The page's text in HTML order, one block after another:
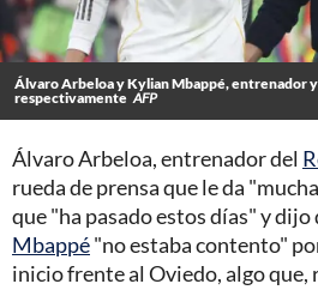
Álvaro Arbeloa y Kylian Mbappé, entrenador
respectivamente AFP
Álvaro Arbeloa, entrenador del
rueda de prensa que le da
que "ha pasado estos días" y dijo
Mbappé"no estaba contento"
inicio frente al Oviedo, algo que,